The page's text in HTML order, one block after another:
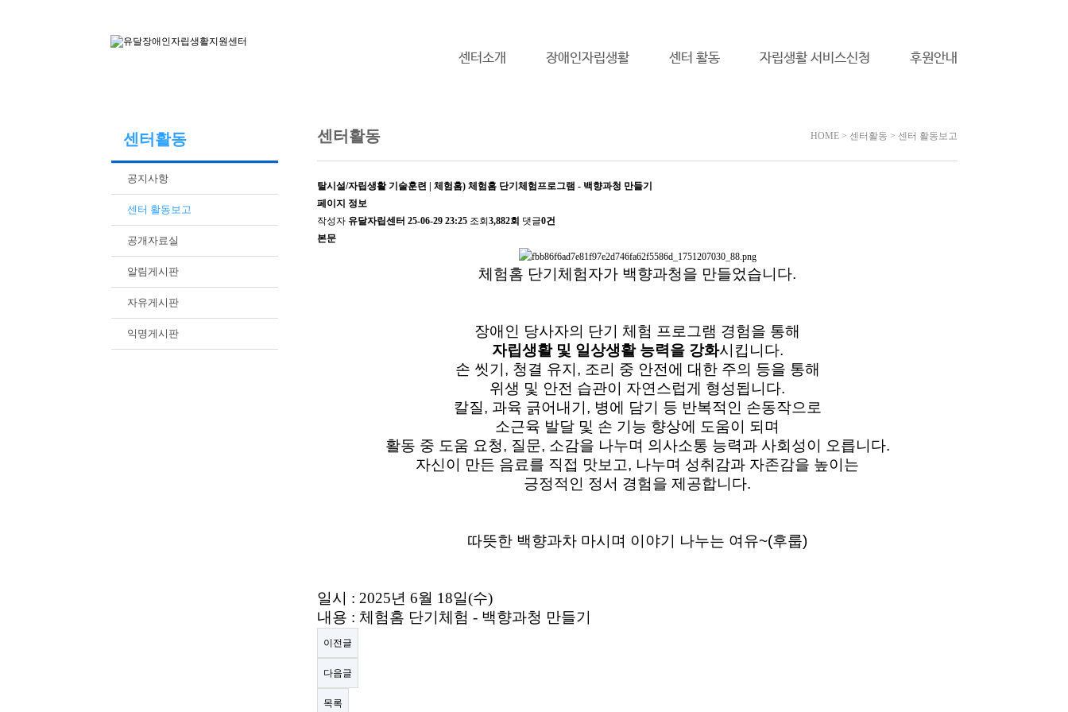
센터소개 장애인자립생활 센터 활동 자립생활 서비스신청 후원안내
센터활동
공지사항
센터 활동보고
공개자료실
알림게시판
자유게시판
익명게시판
센터활동 HOME > 센터활동 > 센터 활동보고
탈시설/자립생활 기술훈련 | 체험홈) 체험홈 단기체험프로그램 - 백향과청 만들기
페이지 정보
작성자 유달자립센터 25-06-29 23:25 조회 3,882회 댓글0건
본문
체험홈 단기체험자가 백향과청​을 만들었습니다.
장애인 당사자의 단기 체험 프로그램 경험을 통해
자립생활 및 일상생활 능력을 강화시킵니다.
손 씻기, 청결 유지, 조리 중 안전에 대한 주의 등을 통해
위생 및 안전 습관이 자연스럽게 형성됩니다.
칼질, 과육 긁어내기, 병에 담기 등 반복적인 손동작으로
소근육 발달 및 손 기능 향상에 도움이 되며
활동 중 도움 요청, 질문, 소감을 나누며 의사소통 능력과 사회성이 오릅니다.
자신이 만든 음료를 직접 맛보고, 나누며 성취감과 자존감을 높이는
긍정적인 정서 경험을 제공합니다.
따뜻한 백향과차 마시며 이야기 나누는 여유~(후룹)
일시 : 2025년 6월 18일(수)
내용 : 체험홈 단기체험 - 백향과청 ​ 만들기
이전글
다음글
목록